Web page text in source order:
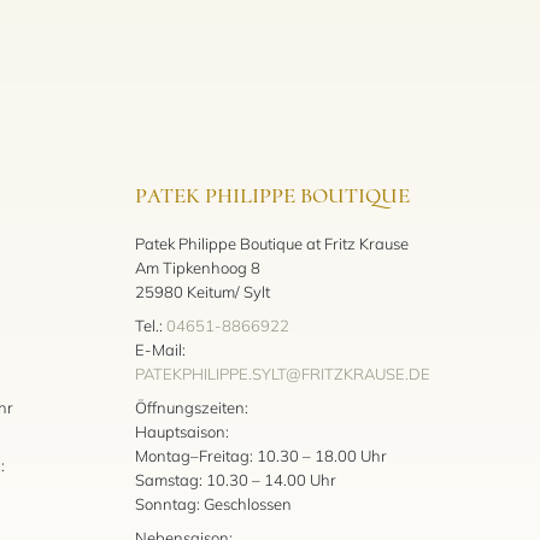
PATEK PHILIPPE BOUTIQUE
Patek Philippe Boutique at Fritz Krause
Am Tipkenhoog 8
25980 Keitum/ Sylt
Tel.: 04651-8866922
E-Mail:
PATEKPHILIPPE.SYLT@FRITZKRAUSE.DE
Öffnungszeiten:
Hauptsaison:
Montag–Freitag: 10.30 – 18.00 Uhr
Samstag: 10.30 – 14.00 Uhr
Sonntag: Geschlossen